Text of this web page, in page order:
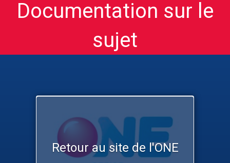
Documentation sur le
sujet
Retour au site de l'ONE